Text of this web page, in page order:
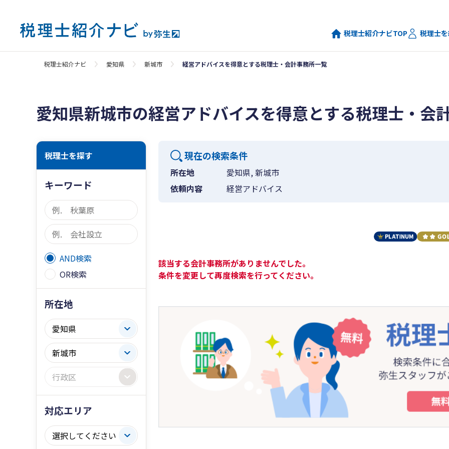
税理士紹介ナビTOP 税理士
税理士紹介ナビ 愛知県 新城市 経営アドバイスを得意とする税理士・会計事務所一覧
愛知県新城市の経営アドバイスを得意とする税理士・会
税理士を探す
キーワード
AND検索
OR検索
所在地
対応エリア
現在の検索条件
所在地
愛知県, 新城市
依頼内容
経営アドバイス
該当する会計事務所がありませんでした。
条件を変更して再度検索を行ってください。